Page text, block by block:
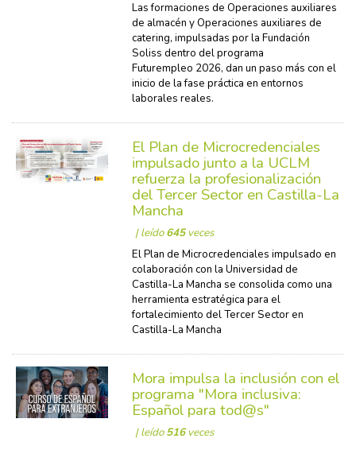
Las formaciones de Operaciones auxiliares
de almacén y Operaciones auxiliares de
catering, impulsadas por la Fundación
Soliss dentro del programa
Futurempleo 2026, dan un paso más con el
inicio de la fase práctica en entornos
laborales reales.
El Plan de Microcredenciales
impulsado junto a la UCLM
refuerza la profesionalización
del Tercer Sector en Castilla-La
Mancha
| leído645veces
El Plan de Microcredenciales impulsado en
colaboración con la Universidad de
Castilla-La Mancha se consolida como una
herramienta estratégica para el
fortalecimiento del Tercer Sector en
Castilla-La Mancha
Mora impulsa la inclusión con el
programa "Mora inclusiva:
Español para tod@s"
| leído516veces